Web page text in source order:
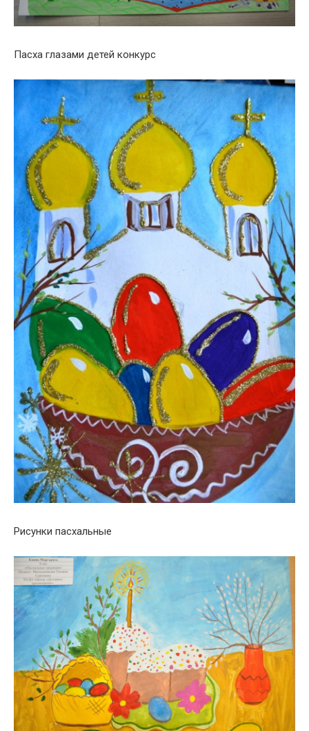
Пасха глазами детей конкурс
Рисунки пасхальные